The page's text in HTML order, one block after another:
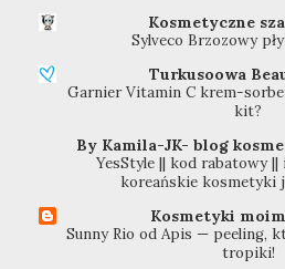
Kosmetyczne
Sylveco Brzozowy
Turkusoowa
Garnier Vitamin C krem-
kit?
By Kamila-JK- blog
YesStyle || kod rabatowy ||
koreańskie kosmetyki
Kosmetyki
Sunny Rio od Apis — peeling,
tropiki!